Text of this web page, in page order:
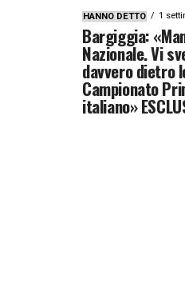
HANNO DETTO 1
Bargiggia:
Nazionale. Vi
davvero dietro
Campionato
italiano»